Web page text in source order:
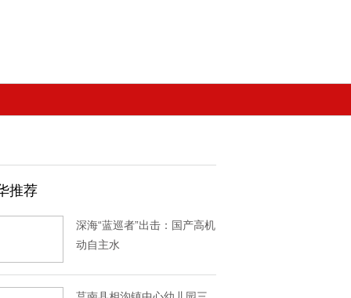
推荐
深海“蓝巡者”出击：国产高机
动自主水